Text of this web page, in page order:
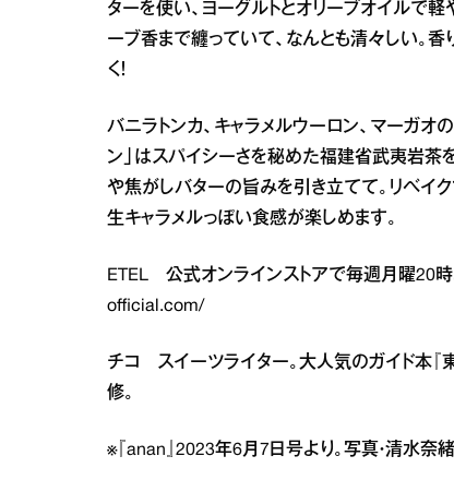
ターを使い、ヨーグルトとオリーブオイルで
ーブ香まで纏っていて、なんとも清々しい。
く！
バニラトンカ、キャラメルウーロン、マーガオ
ン」はスパイシーさを秘めた福建省武夷岩茶
や焦がしバターの旨みを引き立てて。リベイ
生キャラメルっぽい食感が楽しめます。
ETEL 公式オンラインストアで毎週月曜20
official.com/
チコ スイーツライター。大人気のガイド本『
修。
※『anan』2023年6月7日号より。写真・清水